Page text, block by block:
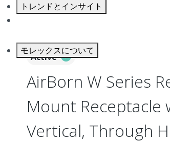
トレンドとインサイト
モレックスについて
Active
AirBorn W Series
Mount Receptacle
Vertical, Through